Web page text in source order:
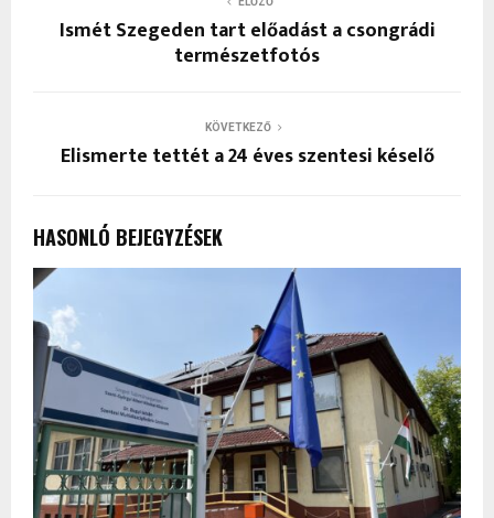
Ismét Szegeden tart előadást a csongrádi
természetfotós
KÖVETKEZŐ
Elismerte tettét a 24 éves szentesi késelő
HASONLÓ BEJEGYZÉSEK